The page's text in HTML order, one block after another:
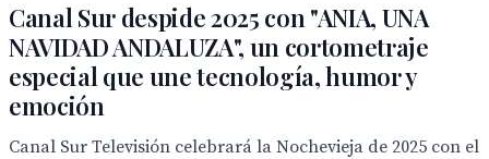
Canal Sur despide 2025 con "ANIA, UNA
NAVIDAD ANDALUZA", un cortometraje
especial que une tecnología, humor y
emoción
Canal Sur Televisión celebrará la Nochevieja de 2025 con el